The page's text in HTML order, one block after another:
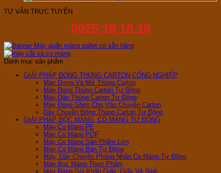
TƯ VẤN TRỰC TUYẾN
0925.19.16.18
Danh mục sản phẩm
GIẢI PHÁP ĐÓNG THÙNG CARTON CÔNG NGHIỆP
Máy Dựng Và Mở Thùng Carton
Máy Đóng Thùng Carton Tự Động
Máy Dán Thùng Carton Tự Động
Máy Đóng Ghim Cho Vào Chuyền Carton
Dây Chuyền Đóng Thùng Carton Tự Động
GIẢI PHÁP BỌC MÀNG, CO MÀNG TỰ ĐỘNG
Máy Co Màng PE
Máy Co Màng POF
Máy Co Màng Sản Phẩm Lớn
Máy Co Màng Bán Tự Động
Máy, Dây Chuyền Phóng Nhãn Co Màng Tự Động
Máy Bọc Màng Thực Phẩm
Máy Đóng Gói Khăn Giấy, Giấy Vệ Sinh